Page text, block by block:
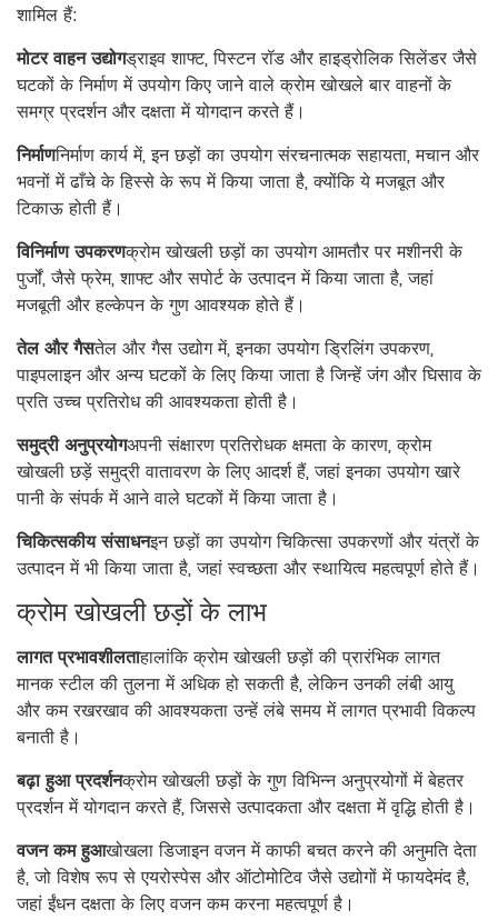
शामिल हैं:
मोटर वाहन उद्योगड्राइव शाफ्ट, पिस्टन रॉड और हाइड्रोलिक सिलेंडर जैसे
घटकों के निर्माण में उपयोग किए जाने वाले क्रोम खोखले बार वाहनों के
समग्र प्रदर्शन और दक्षता में योगदान करते हैं।
निर्माणनिर्माण कार्य में, इन छड़ों का उपयोग संरचनात्मक सहायता, मचान और
भवनों में ढाँचे के हिस्से के रूप में किया जाता है, क्योंकि ये मजबूत और
टिकाऊ होती हैं।
विनिर्माण उपकरणक्रोम खोखली छड़ों का उपयोग आमतौर पर मशीनरी के
पुर्जों, जैसे फ्रेम, शाफ्ट और सपोर्ट के उत्पादन में किया जाता है, जहां
मजबूती और हल्केपन के गुण आवश्यक होते हैं।
तेल और गैसतेल और गैस उद्योग में, इनका उपयोग ड्रिलिंग उपकरण,
पाइपलाइन और अन्य घटकों के लिए किया जाता है जिन्हें जंग और घिसाव के
प्रति उच्च प्रतिरोध की आवश्यकता होती है।
समुद्री अनुप्रयोगअपनी संक्षारण प्रतिरोधक क्षमता के कारण, क्रोम
खोखली छड़ें समुद्री वातावरण के लिए आदर्श हैं, जहां इनका उपयोग खारे
पानी के संपर्क में आने वाले घटकों में किया जाता है।
चिकित्सकीय संसाधनइन छड़ों का उपयोग चिकित्सा उपकरणों और यंत्रों के
उत्पादन में भी किया जाता है, जहां स्वच्छता और स्थायित्व महत्वपूर्ण होते हैं।
क्रोम खोखली छड़ों के लाभ
लागत प्रभावशीलताहालांकि क्रोम खोखली छड़ों की प्रारंभिक लागत
मानक स्टील की तुलना में अधिक हो सकती है, लेकिन उनकी लंबी आयु
और कम रखरखाव की आवश्यकता उन्हें लंबे समय में लागत प्रभावी विकल्प
बनाती है।
बढ़ा हुआ प्रदर्शनक्रोम खोखली छड़ों के गुण विभिन्न अनुप्रयोगों में बेहतर
प्रदर्शन में योगदान करते हैं, जिससे उत्पादकता और दक्षता में वृद्धि होती है।
वजन कम हुआखोखला डिजाइन वजन में काफी बचत करने की अनुमति देता
है, जो विशेष रूप से एयरोस्पेस और ऑटोमोटिव जैसे उद्योगों में फायदेमंद है,
जहां ईंधन दक्षता के लिए वजन कम करना महत्वपूर्ण है।